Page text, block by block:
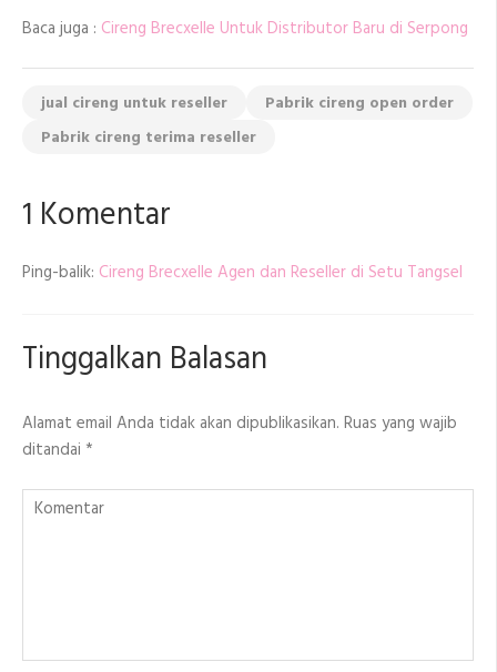
Baca juga : Cireng Brecxelle Untuk Distributor Baru di Serpong
jual cireng untuk reseller
Pabrik cireng open order
Pabrik cireng terima reseller
1 Komentar
Ping-balik: Cireng Brecxelle Agen dan Reseller di Setu Tangsel
Tinggalkan Balasan
Alamat email Anda tidak akan dipublikasikan. Ruas yang wajib
ditandai *
Komentar